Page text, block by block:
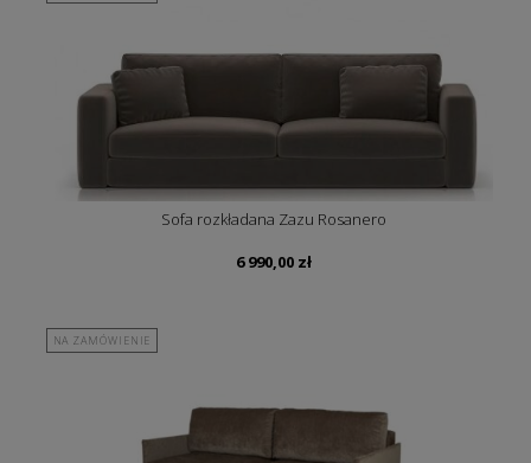
Sofa rozkładana Zazu Rosanero
6 990,00 zł
NA ZAMÓWIENIE